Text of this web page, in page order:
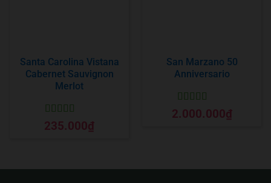
Santa Carolina Vistana
Cabernet Sauvignon
Merlot
Được xếp
hạng55 sao
235.000₫
San Marzano 50
Anniversario
Được xếp
hạng55 sao
2.000.000₫